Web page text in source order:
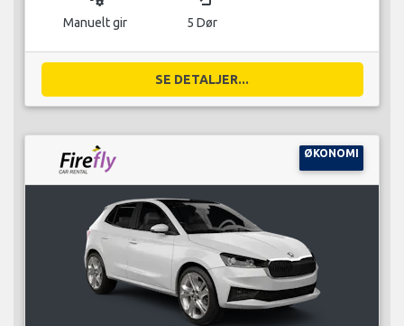
Manuelt gir 5 Dør
SE DETALJER...
ØKONOMI